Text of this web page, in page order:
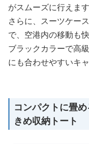
がスムーズに行えます
さらに、スーツケー
で、空港内の移動も快
ブラックカラーで高
にも合わせやすいキ
コンパクトに畳
きめ収納トート